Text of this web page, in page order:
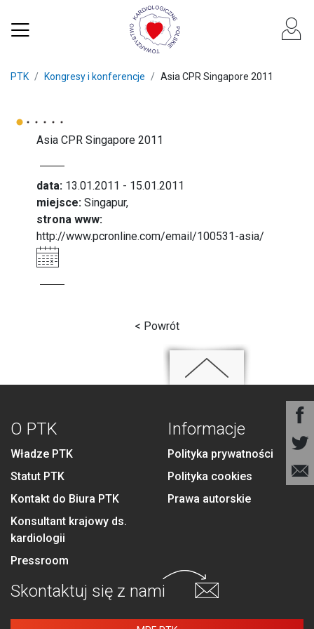
PTK Kongresy i konferencje Asia CPR Singapore 2011
Asia CPR Singapore 2011
data: 13.01.2011 - 15.01.2011
miejsce: Singapur,
strona www:
http://www.pcronline.com/email/100531-asia/
< Powrót
O PTK
Władze PTK
Statut PTK
Kontakt do Biura PTK
Konsultant krajowy ds.
kardiologii
Pressroom
Informacje
Polityka prywatności
Polityka cookies
Prawa autorskie
Skontaktuj się z nami